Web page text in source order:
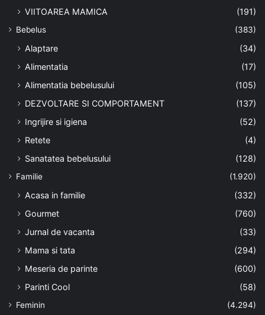
VIITOAREA MAMICA
(191)
Bebelus (383)
Alaptare
(34)
Alimentatia
(17)
Alimentatia bebelusului
(105)
DEZVOLTARE SI COMPORTAMENT
(137)
Ingrijire si igiena
(52)
Retete
(4)
Sanatatea bebelusului
(128)
Familie (1.920)
Acasa in familie
(332)
Gourmet
(760)
Jurnal de vacanta
(33)
Mama si tata
(294)
Meseria de parinte
(600)
Parinti Cool
(58)
Feminin (4.294)